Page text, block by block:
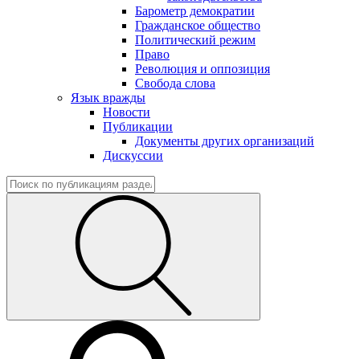
Барометр демократии
Гражданское общество
Политический режим
Право
Революция и оппозиция
Свобода слова
Язык вражды
Новости
Публикации
Документы других организаций
Дискуссии